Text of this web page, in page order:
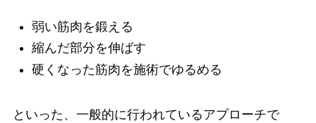
弱い筋肉を鍛える
縮んだ部分を伸ばす
硬くなった筋肉を施術でゆるめる
といった、一般的に行われているアプローチで